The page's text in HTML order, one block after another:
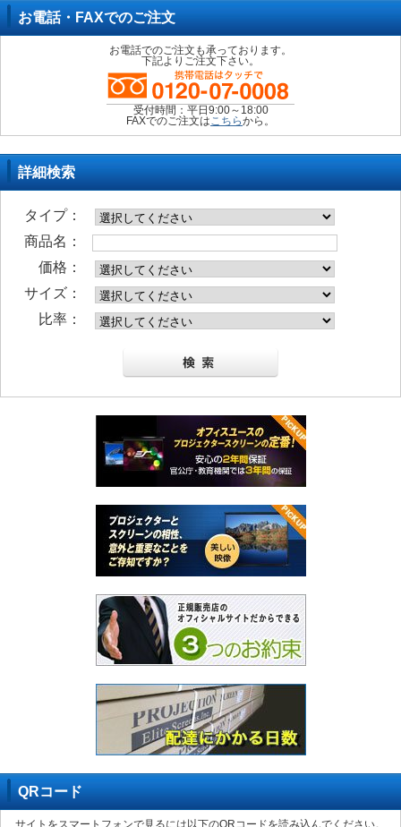
お電話・FAXでのご注文
お電話でのご注文も承っております。
下記よりご注文下さい。
受付時間：平日9:00～18:00
FAXでのご注文はこちらから。
詳細検索
タイプ：
商品名：
価格：
サイズ：
比率：
QRコード
サイトをスマートフォンで見るには以下のQRコードを読み込んでください。